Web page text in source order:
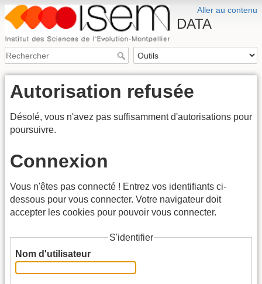
Aller au contenu
DATA
Autorisation refusée
Désolé, vous n'avez pas suffisamment d'autorisations pour
poursuivre.
Connexion
Vous n'êtes pas connecté ! Entrez vos identifiants ci-
dessous pour vous connecter. Votre navigateur doit
accepter les cookies pour pouvoir vous connecter.
S'identifier
Nom d'utilisateur